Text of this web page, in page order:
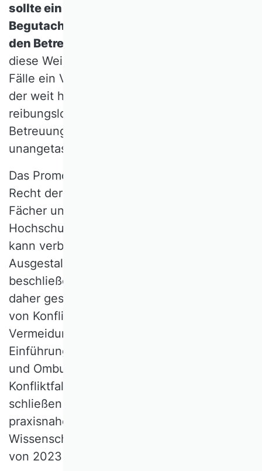
sollte ein Widerspruchsrecht gegen die
Begutachtung durch die Betreuerin oder
den Betreuer eingeräumt werden.
diese Weise wäre für die problematischen
Fälle ein Verfahren eingerichtet, während
der weit häufigere Fall, dass eine Promotion
reibungslos verläuft und das
Betreuungsverhältnis harmonisch ist,
unangetastet bliebe.
Das Promotionsrecht ist ein ureigenes
Recht der in Fakultäten organisierten
Fächer und kein Recht der
Hochschulleitungen. Der Satz „Das Rektorat
kann verbindliche Vorgaben hinsichtlich der
Ausgestaltung der Vereinbarung
beschließen.“ (Art. 1, § 67, Abs. 3) sollte
daher gestrichen werden. Für das Einhegen
von Konflikten und die effektive
Vermeidung von Machtmissbrauch ist die
Einführung von Whistleblowing-Systemen
und Ombudspersonen zu erwägen, die im
Konfliktfall unterstützen können. Im Übrigen
schließen wir uns den differenzierten und
praxisnahen Empfehlungen des
Wissenschaftsrats in seiner Stellungnahme
von 2023 (S. 39-40) an.